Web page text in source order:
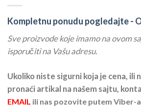
Kompletnu ponudu pogledajte -
Sve proizvode koje imamo na ovom
isporučiti na Vašu adresu.
Ukoliko niste sigurni koja je cena, ili
pronaći artikal na našem sajtu,
EMAIL ili nas pozovite putem Viber-